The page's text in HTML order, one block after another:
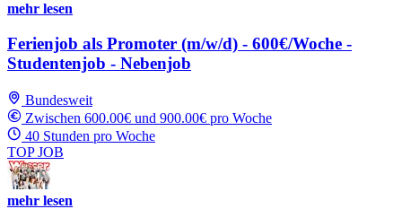
mehr lesen
Ferienjob als Promoter (m/w/d) - 600€/Woche -
Studentenjob - Nebenjob
Bundesweit
Zwischen 600.00€ und 900.00€ pro Woche
40 Stunden pro Woche
TOP JOB
mehr lesen